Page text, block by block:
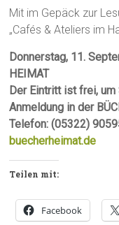
Mit im Gepäck zur
„Cafés & Ateliers im
Donnerstag, 11.
HEIMAT
Der Eintritt ist frei,
Anmeldung in der
Telefon: (05322)
buecherheimat.de
Teilen mit:
Facebook